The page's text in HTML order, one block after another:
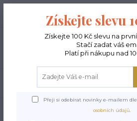
Po - Pá 9-15:00
SPORTOVNÍ PODPRSENKY
Získejte slevu
Získejte 100 Kč slevu na
Stačí zadat váš
Platí při nákupu nad
Přeji si odebírat novinky e-mailem dle
osobních údajů.